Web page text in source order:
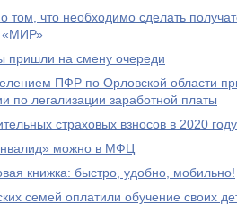
том, что необходимо сделать
«МИР»
пришли на смену очереди
ПФР по Орловской области
по легализации заработной платы
страховых взносов в 2020 году
можно в МФЦ
книжка: быстро, удобно, мобильно!
семей оплатили обучение своих